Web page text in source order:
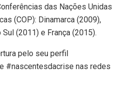
das Nações Unidas
(COP): Dinamarca (2009),
(2011) e França (2015).
pelo seu perfil
#nascentesdacrise nas redes